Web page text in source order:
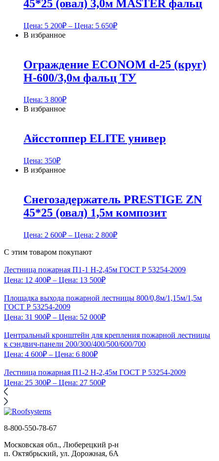
45*25 (овал) 3,0м MASTER фальц
Цена: 5 200₽ – Цена: 5 650₽
В избранное
Ограждение ECONOM d-25 (круг)
H-600/3,0м фальц ТУ
Цена: 3 800₽
В избранное
Айсстоппер ELITE универ
Цена: 350₽
В избранное
Снегозадержатель PRESTIGE ZN
45*25 (овал) 1,5м композит
Цена: 2 600₽ – Цена: 2 800₽
С этим товаром покупают
Лестница пожарная П1-1 Н-2,45м ГОСТ Р 53254-2009
Цена: 12 400₽ – Цена: 13 500₽
Площадка выхода пожарной лестницы 800/0,8м/1,15м/1,5м
ГОСТ Р 53254-2009
Цена: 31 900₽ – Цена: 52 000₽
Центральный кронштейн для крепления пожарной лестницы
к сэндвич-панели 200/300/400/500/600/700
Цена: 4 600₽ – Цена: 6 800₽
Лестница пожарная П1-2 Н-2,45м ГОСТ Р 53254-2009
Цена: 25 300₽ – Цена: 27 500₽
8-800-550-78-67
Московская обл., Люберецкий р-н
п. Октябрьский, ул. Дорожная, 6А